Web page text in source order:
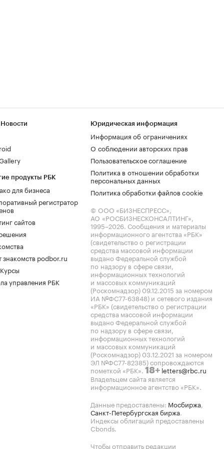
продукты РБК
для бизнеса
регистратор
сайтов
знакомств podbor.ru
управления РБК
Юридическая информация
Информация об ограничениях
О соблюдении авторских прав
Пользовательское соглашение
Политика в отношении обработки
персональных данных
Политика обработки файлов cookie
© ООО «БИЗНЕСПРЕСС»,
АО «РОСБИЗНЕСКОНСАЛТИНГ»,
1995–2026. Сообщения и материалы
информационного агентства «РБК»
(свидетельство о регистрации
средства массовой информации
выдано Федеральной службой
по надзору в сфере связи,
информационных технологий
и массовых коммуникаций
(Роскомнадзор) 09.12.2015 за номером
ИА №ФС77-63848) и сетевого издания
«РБК» (свидетельство о регистрации
средства массовой информации
выдано Федеральной службой
по надзору в сфере связи,
информационных технологий
и массовых коммуникаций
(Роскомнадзор) 03.12.2021 за номером
ЭЛ №ФС77-82385) сопровождаются
пометкой «РБК». 18+ letters@rbc.ru
Владельцем сайта является
информационное агентство «РБК».
Данные предоставлены: Мосбиржа,
Санкт-Петербургская биржа.
Индексы облигаций предоставлены
Cbonds.
Чтобы отправить редакции